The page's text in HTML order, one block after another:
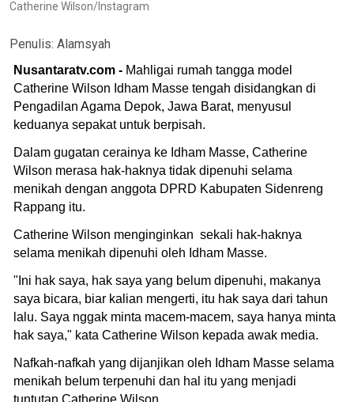
Catherine Wilson/Instagram
Penulis: Alamsyah
Nusantaratv.com - Mahligai rumah tangga model
Catherine Wilson Idham Masse tengah disidangkan di
Pengadilan Agama Depok, Jawa Barat, menyusul
keduanya sepakat untuk berpisah.
Dalam gugatan cerainya ke Idham Masse, Catherine
Wilson merasa hak-haknya tidak dipenuhi selama
menikah dengan anggota DPRD Kabupaten Sidenreng
Rappang itu.
Catherine Wilson menginginkan sekali hak-haknya
selama menikah dipenuhi oleh Idham Masse.
"Ini hak saya, hak saya yang belum dipenuhi, makanya
saya bicara, biar kalian mengerti, itu hak saya dari tahun
lalu. Saya nggak minta macem-macem, saya hanya minta
hak saya," kata Catherine Wilson kepada awak media.
Nafkah-nafkah yang dijanjikan oleh Idham Masse selama
menikah belum terpenuhi dan hal itu yang menjadi
tuntutan Catherine Wilson.